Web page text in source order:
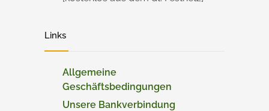
Links
Allgemeine
Geschäftsbedingungen
Unsere Bankverbindung